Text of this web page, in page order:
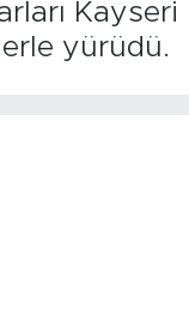
yürüdü.